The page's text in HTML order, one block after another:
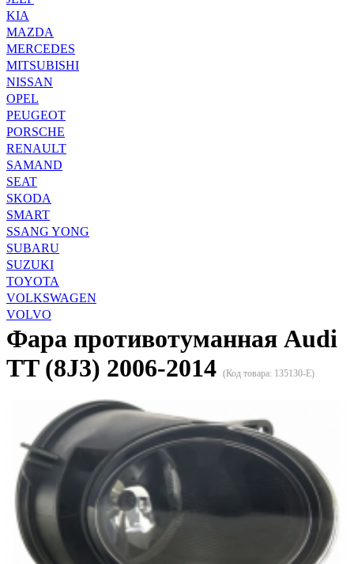
KIA
MAZDA
MERCEDES
MITSUBISHI
NISSAN
OPEL
PEUGEOT
PORSCHE
RENAULT
SAMAND
SEAT
SKODA
SMART
SSANG YONG
SUBARU
SUZUKI
TOYOTA
VOLKSWAGEN
VOLVO
Фара противотуманная Audi
TT (8J3) 2006-2014 (Код товара: 135130-E)